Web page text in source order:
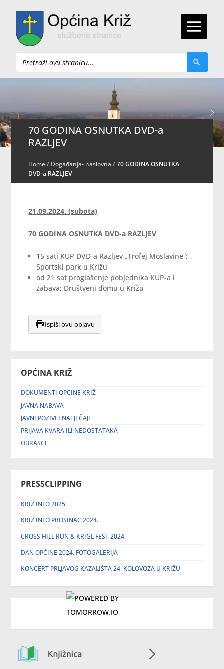
Pretraži
OPĆINA KRIŽ
DOKUMENTI OPĆINE KRIŽ
JAVNA NABAVA
JAVNI POZIVI I NATJEČAJI
PRIJAVA KVARA ILI NEDOSTATAKA
OBRASCI
PRESSCLIPPING
KRIŽ INFO 2025.
KRIŽ INFO PROSINAC 2024.
CROSS HILL RUN & KRIGL FEST 2024.
DAN OPĆINE 2024. FOTOGALERIJA
KONCERT PRLJAVOG KAZALIŠTA 24. KOLOVOZA U KRIŽU
70 GODINA OSNUTKA DVD-a
RAZLJEV
Home/ Događanja- naslovna /70 GODINA OSNUTKA
DVD-a RAZLJEV
21.09.2024. (subota)
70 GODINA OSNUTKA DVD-a RAZLJEV
15 sati KUP DVD-a Razljev „Trofej Moslavine“;
Sportski park u Križu
od 21 sat proglašenje pobjednika KUP-a i
zabava; Društveni domu u Križu
Ispiši ovu objavu